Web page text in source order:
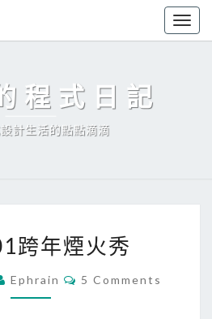
程式日記
計生活的點點滴滴
北
0
跨年煙火秀
Ephrain
C
5 Comments